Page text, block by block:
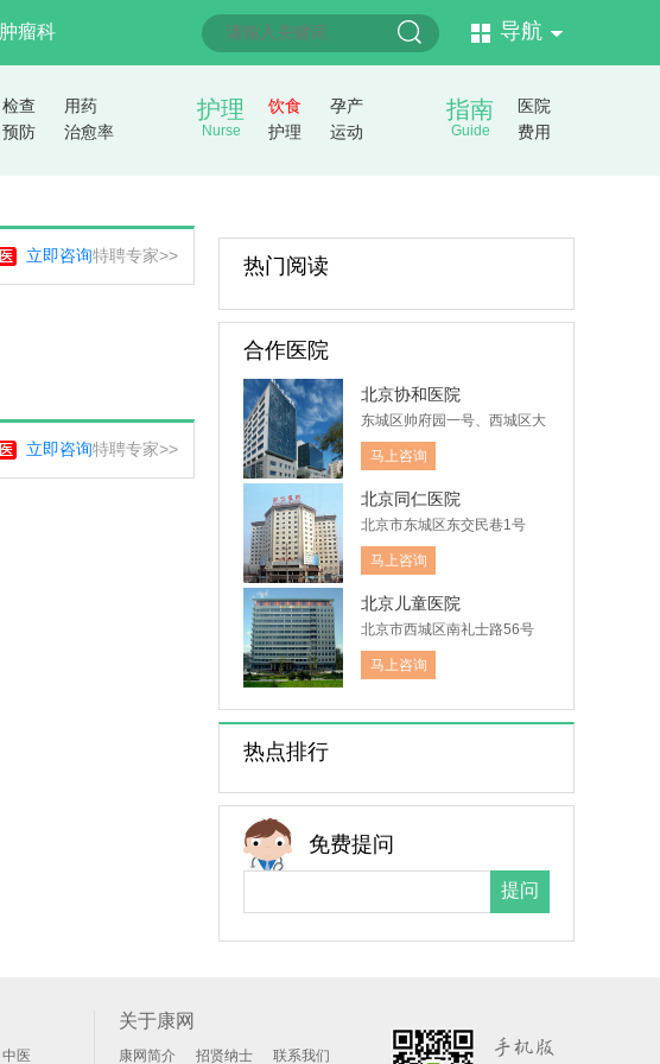
肿瘤科 导航
检查
用药
预防 治愈率
护理
Nurse
饮食
孕产
护理
运动
指南
Guide
医院
费用
立即咨询特聘专家>>
立即咨询特聘专家>>
热门阅读
合作医院
北京协和医院
东城区帅府园一号、西城区大
木仓胡同41号
马上咨询
北京同仁医院
北京市东城区东交民巷1号
马上咨询
北京儿童医院
北京市西城区南礼士路56号
马上咨询
热点排行
免费提问
中医
关于康网
康网简介 招贤纳士 联系我们